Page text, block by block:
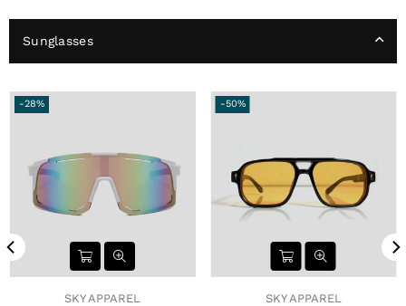
Sunglasses
-28%
SKY APPAREL
-50%
SKY APPAREL